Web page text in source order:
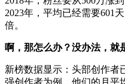
2023年，平均已经需要601
倍。
啊，那怎么办？没办法，就
新榜数据显示：头部创作者
强创作者为例，他们的月平